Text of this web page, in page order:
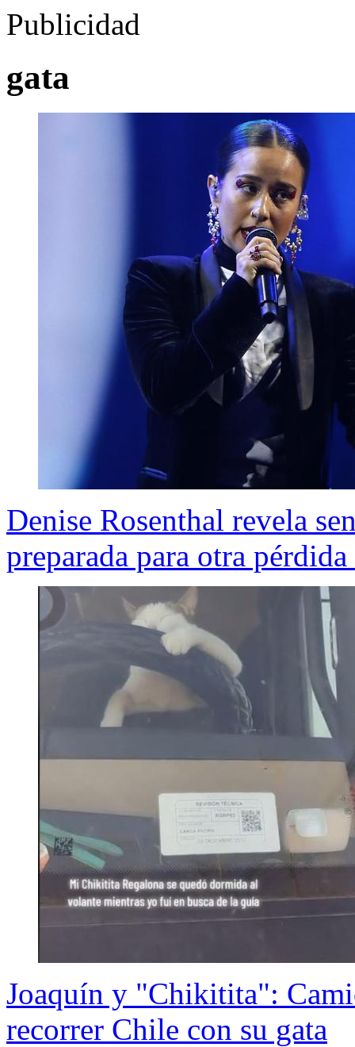
Publicidad
gata
Denise Rosenthal revela
preparada para otra
Joaquín y "Chikitita":
recorrer Chile con su gata